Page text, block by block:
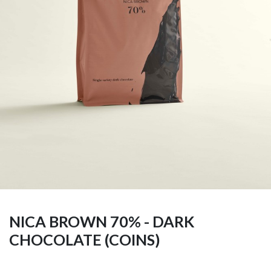
NICA BROWN 70% - DARK
CHOCOLATE (COINS)